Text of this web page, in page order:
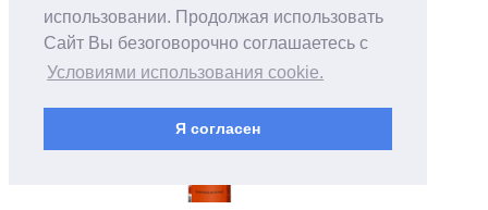
использовании. Продолжая использовать
Сайт Вы безоговорочно соглашаетесь с
Условиями использования cookie.
Я согласен